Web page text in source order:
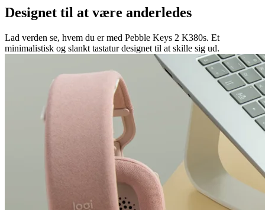
Designet til at være anderledes
Lad verden se, hvem du er med Pebble Keys 2 K380s. Et
minimalistisk og slankt tastatur designet til at skille sig ud.